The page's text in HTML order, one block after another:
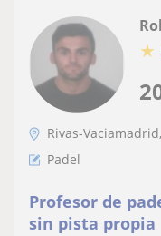
★
Rivas-
Padel
Profesor de
sin pista propia